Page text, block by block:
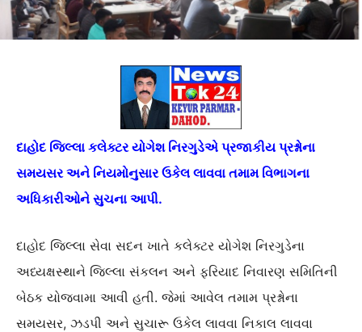
દાહોદ જિલ્લા કલેક્ટર યોગેશ નિરગુડેએ પ્રજાકીય પ્રશ્નોના
સમયસર અને નિયમોનુસાર ઉકેલ લાવવા તમામ વિભાગના
અધિકારીઓને સુચના આપી.
દાહોદ જિલ્લા સેવા સદન ખાતે કલેક્ટર યોગેશ નિરગુડેના
અધ્યક્ષસ્થાને જિલ્લા સંકલન અને ફરિયાદ નિવારણ સમિતિની
બેઠક યોજવામા આવી હતી. જેમાં આવેલ તમામ પ્રશ્નોના
સમયસર, ઝડપી અને સુચારૂ ઉકેલ લાવવા નિકાલ લાવવા